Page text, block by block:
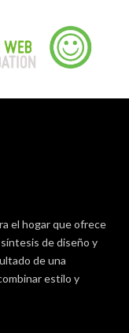
el hogar que ofrece
de diseño y
de una
estilo y